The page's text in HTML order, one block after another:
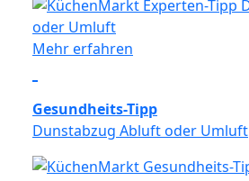
Mehr erfahren
Gesundheits-Tipp
Dunstabzug Abluft oder Umluft